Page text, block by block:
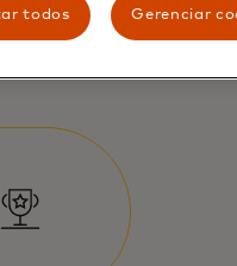
todos Gerenciar